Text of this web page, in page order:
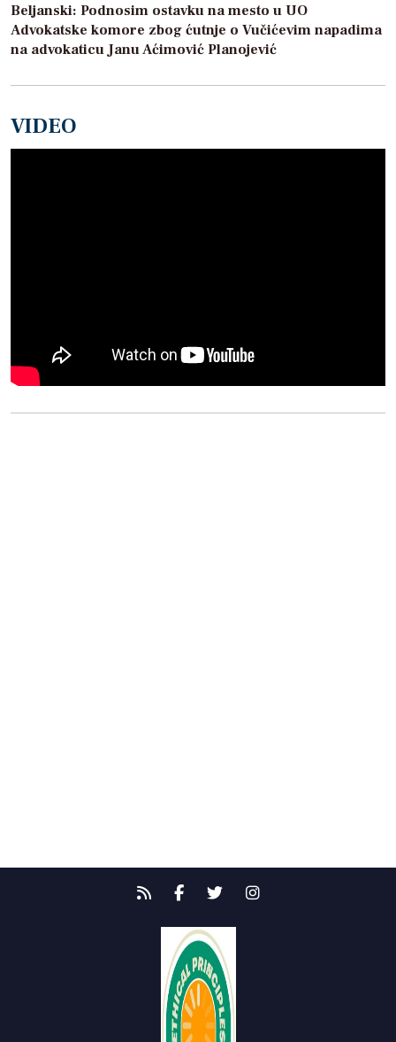
Beljanski: Podnosim ostavku na mesto u UO
Advokatske komore zbog ćutnje o Vučićevim napadima
na advokaticu Janu Aćimović Planojević
VIDEO